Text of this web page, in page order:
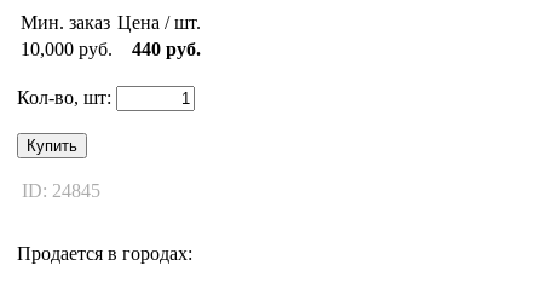
Мин. заказ Цена / шт.
10,000 руб.
440 руб.
Кол-во, шт:
Купить
ID: 24845
Продается в городах: